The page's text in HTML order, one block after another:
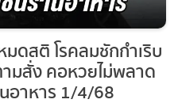
ดสติ โรคลมชัก
าหารตามสั่ง คอหวย
ถชนร้านอาหาร